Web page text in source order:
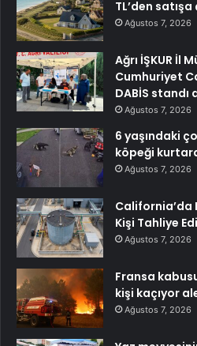
TL’den satışa
Ağustos 7, 2026
Ağrı İŞKUR İl
Cumhuriyet
DABİS standı
Ağustos 7, 2026
6 yaşındaki
köpeği
Ağustos 7, 2026
California’da
Kişi Tahliye
Ağustos 7, 2026
Fransa
kişi kaçıyor
Ağustos 7, 2026